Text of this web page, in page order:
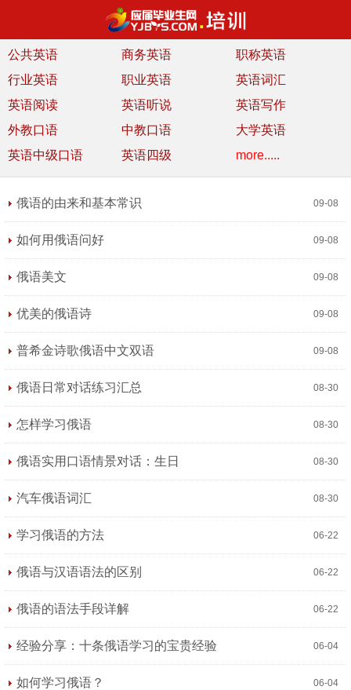
公共英语 商务英语
职称英语
行业英语
职业英语
英语词汇
英语阅读
英语听说
英语写作
外教口语
中教口语
大学英语
英语中级口语
英语四级 more.....
俄语的由来和基本常识 09-08
如何用俄语问好 09-08
俄语美文 09-08
优美的俄语诗 09-08
普希金诗歌俄语中文双语 09-08
俄语日常对话练习汇总 08-30
怎样学习俄语 08-30
俄语实用口语情景对话：生日 08-30
汽车俄语词汇 08-30
学习俄语的方法 06-22
俄语与汉语语法的区别 06-22
俄语的语法手段详解 06-22
经验分享：十条俄语学习的宝贵经验 06-04
如何学习俄语？ 06-04